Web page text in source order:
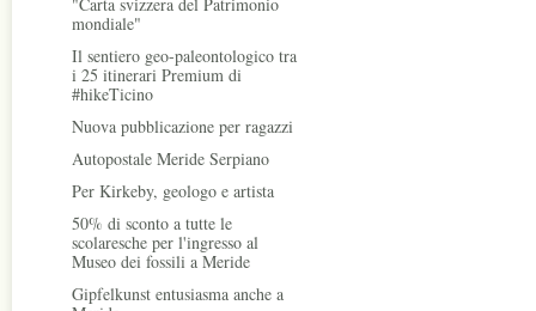
mondiale"
Il sentiero geo-paleontologico tra
i 25 itinerari Premium di
#hikeTicino
Nuova pubblicazione per ragazzi
Autopostale Meride Serpiano
Per Kirkeby, geologo e artista
50% di sconto a tutte le
scolaresche per l'ingresso al
Museo dei fossili a Meride
Gipfelkunst entusiasma anche a